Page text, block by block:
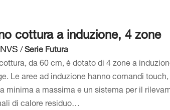
cottura a induzione, 4 zone
/Serie Futura
da 60 cm, è dotato di 4 zone a
Le aree ad induzione hanno comandi
minima a massima e un sistema per il
di calore residuo…